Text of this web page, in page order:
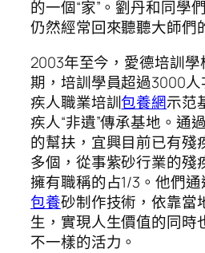
的一個“家”。劉丹和同學
仍然經常回來聽聽大師們
2003年至今，愛德培訓學
期，培訓學員超過3000
疾人職業培訓包養網示范
疾人“非遺”傳承基地。通
的幫扶，宜興目前已有殘
多個，從事紫砂行業的殘
擁有職稱的占1/3。他們
包養砂制作技術，依靠當
生，實現人生價值的同時
不一樣的活力。